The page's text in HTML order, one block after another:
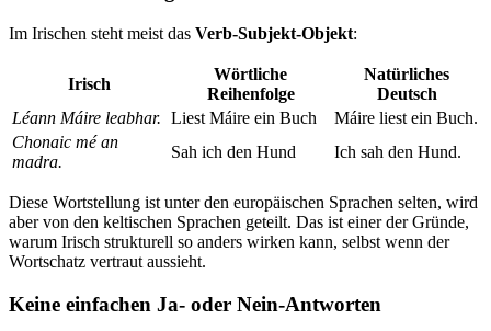
Im Irischen steht meist das Verb-Subjekt-Objekt:
Irisch
Wörtliche
Reihenfolge
Natürliches
Deutsch
Léann Máire leabhar. Liest Máire ein Buch
Máire liest ein Buch.
Chonaic mé an
madra.
Sah ich den Hund Ich sah den Hund.
Diese Wortstellung ist unter den europäischen Sprachen selten, wird
aber von den keltischen Sprachen geteilt. Das ist einer der Gründe,
warum Irisch strukturell so anders wirken kann, selbst wenn der
Wortschatz vertraut aussieht.
Keine einfachen Ja- oder Nein-Antworten